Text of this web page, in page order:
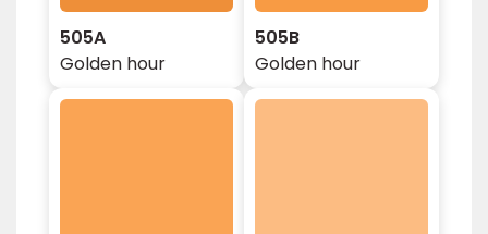
505A
Golden hour
505B
Golden hour